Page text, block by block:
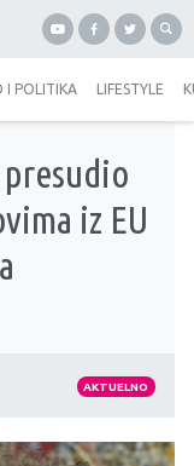
I POLITIKA LIFESTYLE
iz EU
AKTUELNO